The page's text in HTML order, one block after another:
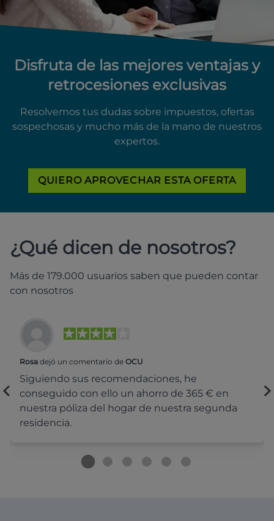
Disfruta de las mejores ventajas y
retrocesiones exclusivas
Resolvemos tus dudas sobre impuestos, ofertas
sospechosas y mucho más de la mano de nuestros
expertos.
QUIERO APROVECHAR ESTA OFERTA
¿Qué dicen de nosotros?
Más de 179.000 usuarios saben que pueden contar
con nosotros
Rosa dejó un comentario de OCU
Siguiendo sus recomendaciones, he
conseguido con ello un ahorro de 365 € en
nuestra póliza del hogar de nuestra segunda
residencia.